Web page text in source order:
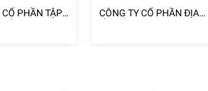
CỔ PHẦN TẬP
CÔNG TY CỔ PHẦN ĐỊA